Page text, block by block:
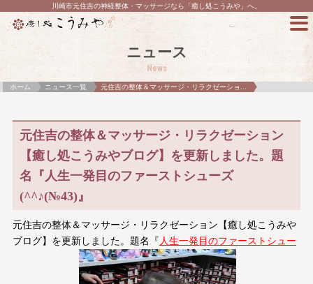
川崎市元住吉の神経整体・マッサージなら「癒し処こうみや」へ。
ニュース
News
ホーム ニュース一覧 元住吉の整体＆マッサージ・リラクゼーショ...
元住吉の整体＆マッサージ・リラクゼーション
【癒し処こうみやブログ】を更新しました。題
名『人生一発目のファーストシューズ
(^^♪(№43)』
元住吉の整体＆マッサージ・リラクゼーション【癒し処こうみや
ブログ】を更新しました。題名『 人生一発目のファーストシュー